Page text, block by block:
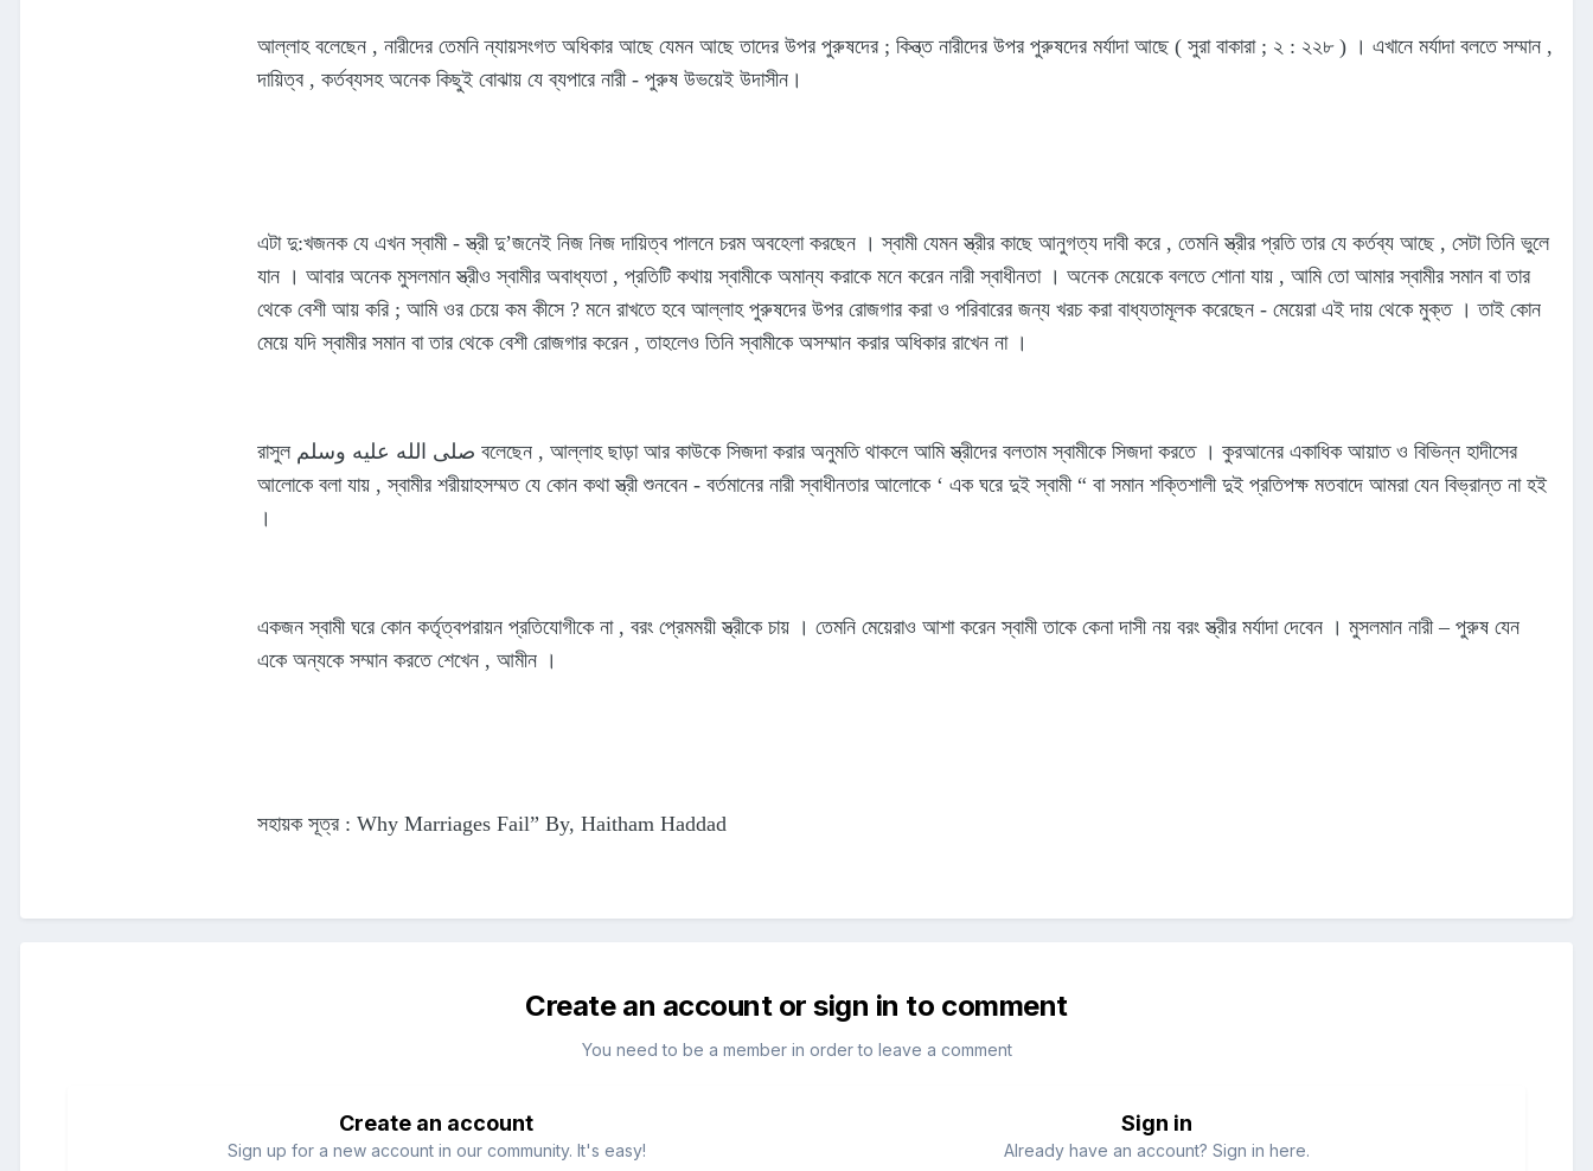
আল্লাহ বলেছেন , নারীদের তেমনি ন্যায়সংগত অধিকার আছে যেমন আছে তাদের উপর পুরুষদের ; কিন্ত্ত নারীদের উপর পুরুষদের মর্যাদা আছে ( সুরা বাকারা ; ২ : ২২৮ ) । এখানে মর্যাদা বলতে সম্মান ,
দায়িত্ব , কর্তব্যসহ অনেক কিছুই বোঝায় যে ব্যপারে নারী - পুরুষ উভয়েই উদাসীন।
এটা দু:খজনক যে এখন স্বামী - স্ত্রী দু’জনেই নিজ নিজ দায়িত্ব পালনে চরম অবহেলা করছেন । স্বামী যেমন স্ত্রীর কাছে আনুগত্য দাবী করে , তেমনি স্ত্রীর প্রতি তার যে কর্তব্য আছে , সেটা তিনি ভুলে
যান । আবার অনেক মুসলমান স্ত্রীও স্বামীর অবাধ্যতা , প্রতিটি কথায় স্বামীকে অমান্য করাকে মনে করেন নারী স্বাধীনতা । অনেক মেয়েকে বলতে শোনা যায় , আমি তো আমার স্বামীর সমান বা তার
থেকে বেশী আয় করি ; আমি ওর চেয়ে কম কীসে ? মনে রাখতে হবে আল্লাহ পুরুষদের উপর রোজগার করা ও পরিবারের জন্য খরচ করা বাধ্যতামূলক করেছেন - মেয়েরা এই দায় থেকে মুক্ত । তাই কোন
মেয়ে যদি স্বামীর সমান বা তার থেকে বেশী রোজগার করেন , তাহলেও তিনি স্বামীকে অসম্মান করার অধিকার রাখেন না ।
রাসুল صلى الله عليه وسلم বলেছেন , আল্লাহ ছাড়া আর কাউকে সিজদা করার অনুমতি থাকলে আমি স্ত্রীদের বলতাম স্বামীকে সিজদা করতে । কুরআনের একাধিক আয়াত ও বিভিন্ন হাদীসের
আলোকে বলা যায় , স্বামীর শরীয়াহসম্মত যে কোন কথা স্ত্রী শুনবেন - বর্তমানের নারী স্বাধীনতার আলোকে ‘ এক ঘরে দুই স্বামী “ বা সমান শক্তিশালী দুই প্রতিপক্ষ মতবাদে আমরা যেন বিভ্রান্ত না হই
।
একজন স্বামী ঘরে কোন কর্তৃত্বপরায়ন প্রতিযোগীকে না , বরং প্রেমময়ী স্ত্রীকে চায় । তেমনি মেয়েরাও আশা করেন স্বামী তাকে কেনা দাসী নয় বরং স্ত্রীর মর্যাদা দেবেন । মুসলমান নারী – পুরুষ যেন
একে অন্যকে সম্মান করতে শেখেন , আমীন ।
সহায়ক সূত্র : Why Marriages Fail” By, Haitham Haddad
Create an account or sign in to comment
You need to be a member in order to leave a comment
Create an account
Sign up for a new account in our community. It's easy!
Sign in
Already have an account? Sign in here.